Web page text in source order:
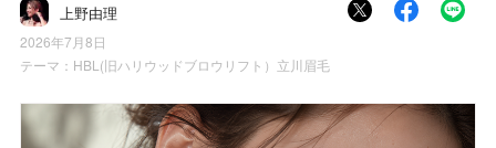
上野由理
2026年7月8日
テーマ： HBL(旧ハリウッドブロウリフト）立川眉毛